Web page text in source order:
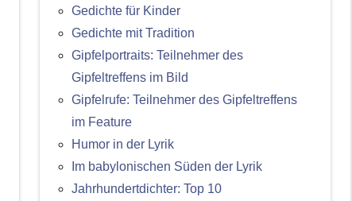
Gedichte für Kinder
Gedichte mit Tradition
Gipfelportraits: Teilnehmer des
Gipfeltreffens im Bild
Gipfelrufe: Teilnehmer des Gipfeltreffens
im Feature
Humor in der Lyrik
Im babylonischen Süden der Lyrik
Jahrhundertdichter: Top 10